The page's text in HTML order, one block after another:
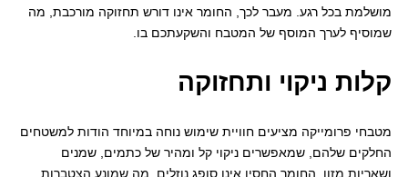
מושלמת בכל רגע. מעבר לכך, החומר אינו דורש תחזוקה מורכבת, מה
שמוסיף לערך המוסף של המטבח והשקעתכם בו.
קלות ניקוי ותחזוקה
מטבחי פרומייקה מציעים חוויית שימוש נוחה במיוחד הודות למשטחים
החלקים שלהם, שמאפשרים ניקוי קל ומהיר של כתמים, שמנים
ושאריות מזון. החומר החסין אינו סופג נוזלים, מה שמונע הצטברות